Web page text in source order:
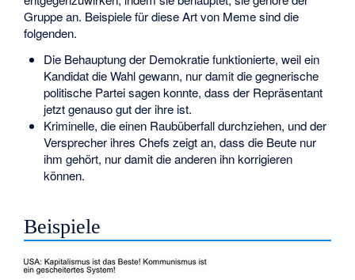
Gruppe an. Beispiele für diese Art von Meme sind die
folgenden.
Die Behauptung der Demokratie funktionierte, weil ein
Kandidat die Wahl gewann, nur damit die gegnerische
politische Partei sagen konnte, dass der Repräsentant
jetzt genauso gut der ihre ist.
Kriminelle, die einen Raubüberfall durchziehen, und der
Versprecher ihres Chefs zeigt an, dass die Beute nur
ihm gehört, nur damit die anderen ihn korrigieren
können.
Beispiele